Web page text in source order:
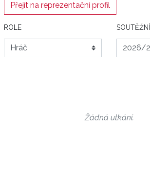
Přejít na reprezentační profil
ROLE
Žádná utkání.